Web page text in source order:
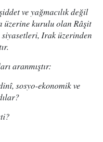
ve yağmacılık değil
üzerine kurulu olan Râşit
Irak üzerinden
aranmıştır:
sosyo-ekonomik ve